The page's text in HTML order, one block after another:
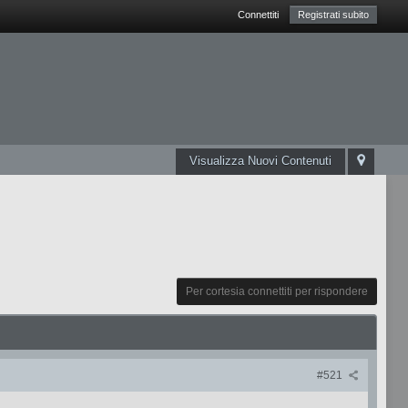
Connettiti Registrati subito
Visualizza Nuovi Contenuti
Per cortesia connettiti per rispondere
#521